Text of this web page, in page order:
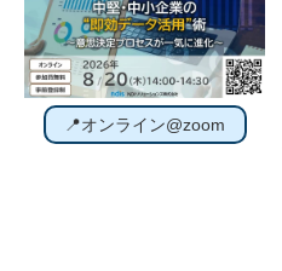
📍オンライン@zoom